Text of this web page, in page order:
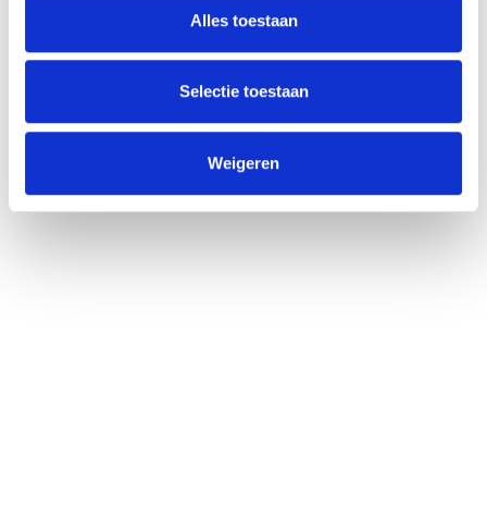
Alles toestaan
Selectie toestaan
Weigeren